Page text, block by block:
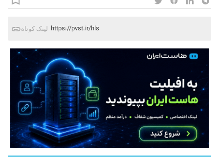
لینک کوتاه https://pvst.ir/hls